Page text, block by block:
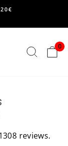
0
reviews.